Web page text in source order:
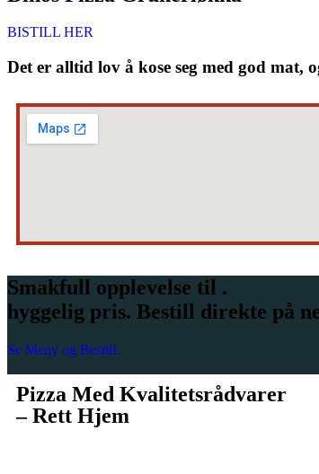
BISTILL HER
Det er alltid lov å kose seg med god mat,
Smakfull opplevelse til .
hyggelig pris. Bestill direkte på
Se Meny og BestilL
Pizza Med Kvalitetsrådvarer
– Rett Hjem